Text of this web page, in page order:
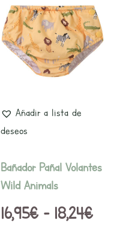
Añadir a lista de
deseos
Bañador Pañal Volantes
Wild Animals
16,95€ - 18,24€
de
producto
tiene
múltiples
variantes.
página